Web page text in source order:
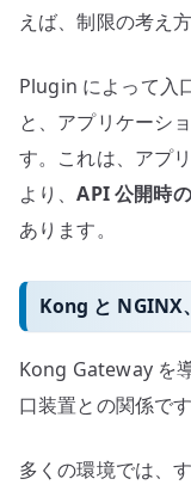
えば、制限の考え
Plugin によって入
と、アプリケーシ
す。これは、アプ
より、API 公開時
あります。
Kong と NGINX
Kong Gateway を
口装置との関係です
多くの環境では、